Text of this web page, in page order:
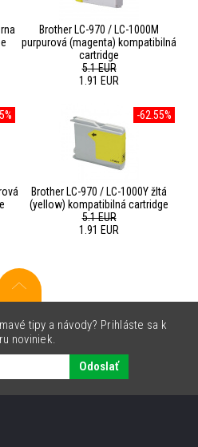
Brother LC-970 / LC-1000M
purpurová (magenta) kompatibilná
cartridge
5.1 EUR
1.91 EUR
Brother LC-970 / LC-1000Y žltá
(yellow) kompatibilná cartridge
-62.55%
5.1 EUR
1.91 EUR
tipy a návody? Prihláste sa k
noviniek.
Odoslať